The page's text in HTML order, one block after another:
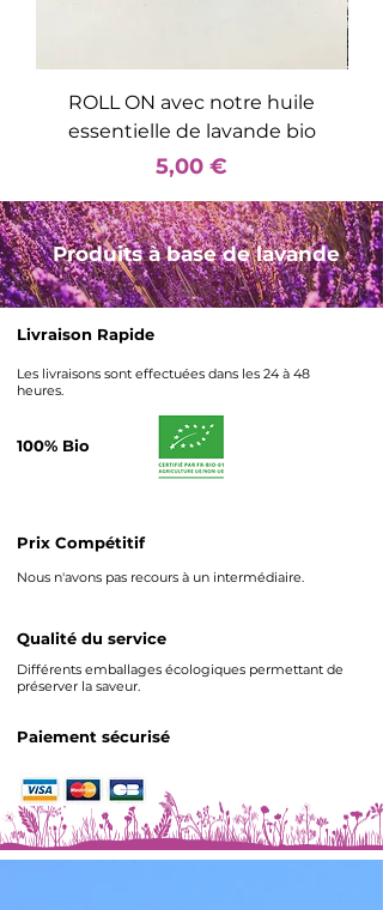
ROLL ON avec notre huile
essentielle de lavande bio
Prix
5,00 €
Livraison Rapide
Les livraisons sont effectuées dans les 24 à 48
heures.
100% Bio
Prix Compétitif
Nous n'avons pas recours à un intermédiaire.
Qualité du service
Différents emballages écologiques permettant de
préserver la saveur.
Paiement sécurisé
Produits à base de lavande